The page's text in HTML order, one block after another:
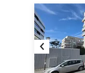
Previous